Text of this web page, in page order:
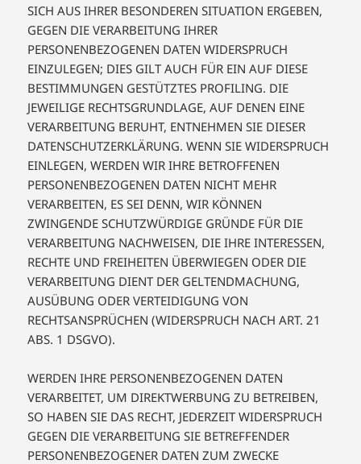
SICH AUS IHRER BESONDEREN SITUATION ERGEBEN,
GEGEN DIE VERARBEITUNG IHRER
PERSONENBEZOGENEN DATEN WIDERSPRUCH
EINZULEGEN; DIES GILT AUCH FÜR EIN AUF DIESE
BESTIMMUNGEN GESTÜTZTES PROFILING. DIE
JEWEILIGE RECHTSGRUNDLAGE, AUF DENEN EINE
VERARBEITUNG BERUHT, ENTNEHMEN SIE DIESER
DATENSCHUTZERKLÄRUNG. WENN SIE WIDERSPRUCH
EINLEGEN, WERDEN WIR IHRE BETROFFENEN
PERSONENBEZOGENEN DATEN NICHT MEHR
VERARBEITEN, ES SEI DENN, WIR KÖNNEN
ZWINGENDE SCHUTZWÜRDIGE GRÜNDE FÜR DIE
VERARBEITUNG NACHWEISEN, DIE IHRE INTERESSEN,
RECHTE UND FREIHEITEN ÜBERWIEGEN ODER DIE
VERARBEITUNG DIENT DER GELTENDMACHUNG,
AUSÜBUNG ODER VERTEIDIGUNG VON
RECHTSANSPRÜCHEN (WIDERSPRUCH NACH ART. 21
ABS. 1 DSGVO).
WERDEN IHRE PERSONENBEZOGENEN DATEN
VERARBEITET, UM DIREKTWERBUNG ZU BETREIBEN,
SO HABEN SIE DAS RECHT, JEDERZEIT WIDERSPRUCH
GEGEN DIE VERARBEITUNG SIE BETREFFENDER
PERSONENBEZOGENER DATEN ZUM ZWECKE